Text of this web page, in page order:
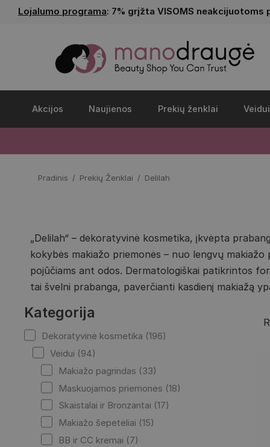
Lojalumo programa: 7% grįžta VISOMS neakcijuotoms
Akcijos Naujienos Prekių ženklai
Pradinis Prekių Ženklai Delilah
„Delilah“ – dekoratyvinė kosmetika, įkvėpta
kokybės makiažo priemonės – nuo lengvų
pojūčiams ant odos. Dermatologiškai patikrintos
tai švelni prabanga, paverčianti kasdienį makiažą
Kategorija
Dekoratyvinė kosmetika (196)
Veidui (94)
Makiažo pagrindas (33)
Maskuojamos priemonės (18)
Skaistalai ir Bronzantai (17)
Makiažo šepetėliai (15)
BB ir CC kremai (7)